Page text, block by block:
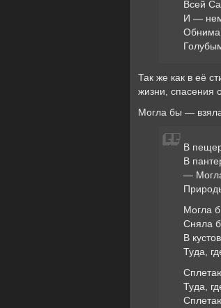
Всей
И —
Так же как в её
жизни, спасения
Могла бы —
В
В
—
Могла
Сняла
В
Туда,
Туда,